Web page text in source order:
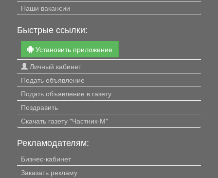
Наши вакансии
Быстрые ссылки:
Установить приложение
Личный кабинет
Подать объявление
Подать объявление в газету
Поздравить
Скачать газету "Частник-М"
Рекламодателям:
Бизнес-кабинет
Заказать рекламу